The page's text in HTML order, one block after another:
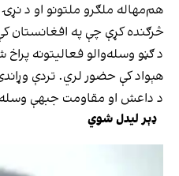
هم‌مهاله ملګرو ملتونو او د
څرګنده کړې چې په افغانستان
د ګڼو وسله‌والو فعالیتونه
هېواد کې حضور لري. تردې
د داعش او مقاومت جبهې
ډېر لیدل شوي